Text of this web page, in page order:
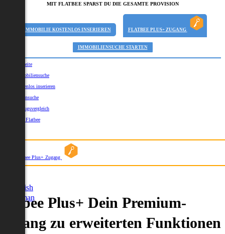
MIT FLATBEE SPARST DU DIE GESAMTE PROVISION
IMMOBILIE KOSTENLOS INSERIEREN FLATBEE PLUS+ ZUGANG
IMMOBILIENSUCHE STARTEN
Startseite
Immobiliensuche
Kostenlos inserieren
Kartensuche
Umzugsvergleich
Über Flatbee
Flatbee Plus+ Zugang
English
German
Plus+ Dein Premium-
zu erweiterten Funktionen